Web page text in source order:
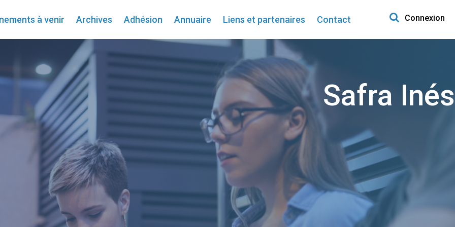
à venir Archives Adhésion Annuaire Liens et partenaires Contact
Search for:
Connexion
Safra Inés